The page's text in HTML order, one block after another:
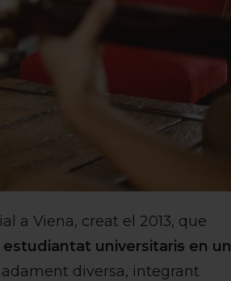
a Viena, creat el 2013, que
universitaris en un
diversa, integrant